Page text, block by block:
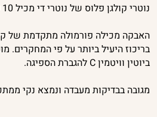
גברים
נוטרי קולגן פלוס של נוטרי די מכיל 10 גרם קולגן במנה.
האבקה מכילה פורמולה מתקדמת של
בריכוז היעיל ביותר על פי המחקרים.
ביוטין וויטמין C להגברת הספיגה.
מגובה בבדיקות מעבדה ונמצא נקי